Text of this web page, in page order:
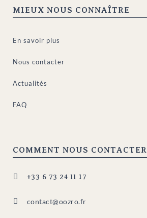
MIEUX NOUS CONNAÎTRE
En savoir plus
Nous contacter
Actualités
FAQ
COMMENT NOUS CONTACTER
 +33 6 73 24 11 17
 contact@oozro.fr